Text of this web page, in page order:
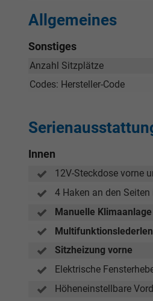
Allgemeines
Sonstiges
Anzahl Sitzplätze
Codes: Hersteller-Code
Innen
12V-Steckdose vorne
4 Haken an den
Manuelle Klimaanlage
Sitzheizung vorne
Elektrische
Höheneinstellbare